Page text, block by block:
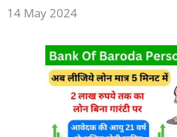
14 May 2024